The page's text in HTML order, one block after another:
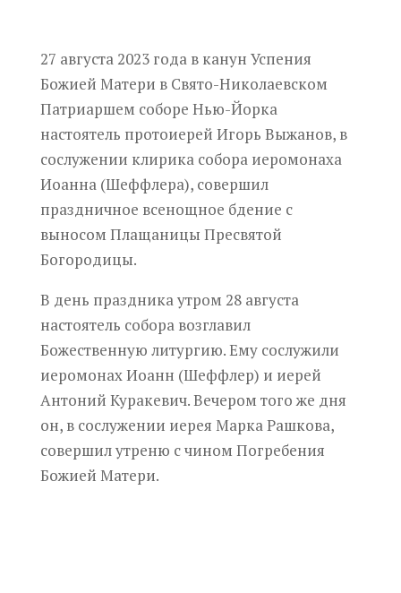
27 августа 2023 года в канун Успения
Божией Матери в Свято-Николаевском
Патриаршем соборе Нью-Йорка
настоятель протоиерей Игорь Выжанов, в
сослужении клирика собора иеромонаха
Иоанна (Шеффлера), совершил
праздничное всенощное бдение с
выносом Плащаницы Пресвятой
Богородицы.
В день праздника утром 28 августа
настоятель собора возглавил
Божественную литургию. Ему сослужили
иеромонах Иоанн (Шеффлер) и иерей
Антоний Куракевич. Вечером того же дня
он, в сослужении иерея Марка Рашкова,
совершил утреню с чином Погребения
Божией Матери.